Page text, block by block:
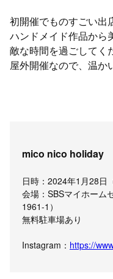
初開催でものすごい出
ハンドメイド作品から
敵な時間を過ごしてく
屋外開催なので、温か
mico nico holiday
日時：2024年1月28日
会場：SBSマイホーム
1961-1）
無料駐車場あり
Instagram： https://